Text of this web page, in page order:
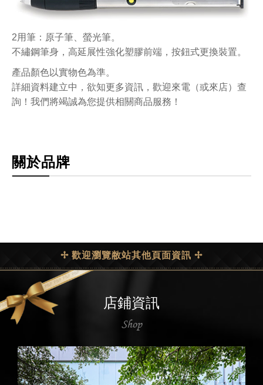
2用筆：原子筆、螢光筆。
不繡鋼筆身，高延展性強化塑膠前端，按鈕式更換裝置。
產品顏色以實物色為準。
詳細資料建立中，欲知更多資訊，歡迎來電（或來店）查
詢！我們將竭誠為您提供相關商品服務！
關於品牌
✢ 歡迎瀏覽敝站其他頁面資訊 ✢
店鋪資訊
Shop